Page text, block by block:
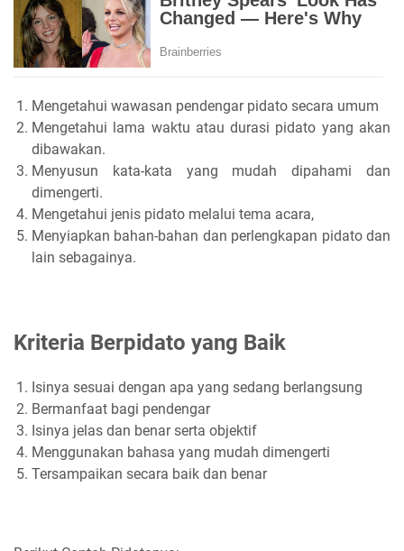
Mengetahui wawasan pendengar pidato secara umum
Mengetahui lama waktu atau durasi pidato yang akan
dibawakan.
Menyusun kata-kata yang mudah dipahami dan
dimengerti.
Mengetahui jenis pidato melalui tema acara,
Menyiapkan bahan-bahan dan perlengkapan pidato dan
lain sebagainya.
Kriteria Berpidato yang Baik
Isinya sesuai dengan apa yang sedang berlangsung
Bermanfaat bagi pendengar
Isinya jelas dan benar serta objektif
Menggunakan bahasa yang mudah dimengerti
Tersampaikan secara baik dan benar